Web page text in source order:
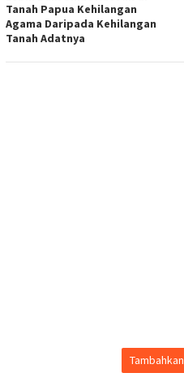
Tanah Papua Kehilangan
Agama Daripada Kehilangan
Tanah Adatnya